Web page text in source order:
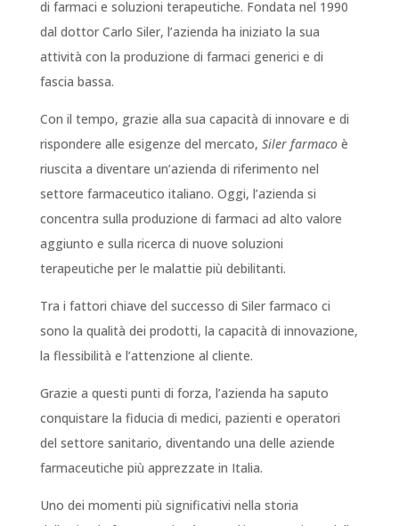
di farmaci e soluzioni terapeutiche. Fondata nel 1990
dal dottor Carlo Siler, l’azienda ha iniziato la sua
attività con la produzione di farmaci generici e di
fascia bassa.
Con il tempo, grazie alla sua capacità di innovare e di
rispondere alle esigenze del mercato, Siler farmacoè
riuscita a diventare un’azienda di riferimento nel
settore farmaceutico italiano. Oggi, l’azienda si
concentra sulla produzione di farmaci ad alto valore
aggiunto e sulla ricerca di nuove soluzioni
terapeutiche per le malattie più debilitanti.
Tra i fattori chiave del successo di Siler farmaco ci
sono la qualità dei prodotti, la capacità di innovazione,
la flessibilità e l’attenzione al cliente.
Grazie a questi punti di forza, l’azienda ha saputo
conquistare la fiducia di medici, pazienti e operatori
del settore sanitario, diventando una delle aziende
farmaceutiche più apprezzate in Italia.
Uno dei momenti più significativi nella storia